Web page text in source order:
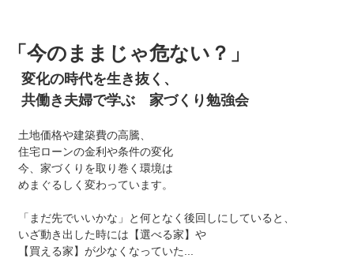
「今のままじゃ危ない？」
変化の時代を生き抜く、
共働き夫婦で学ぶ 家づくり勉強会
土地価格や建築費の高騰、
住宅ローンの金利や条件の変化
今、家づくりを取り巻く環境は
めまぐるしく変わっています。
「まだ先でいいかな」と何となく後回しにしていると、
いざ動き出した時には【選べる家】や
【買える家】が少なくなっていた...